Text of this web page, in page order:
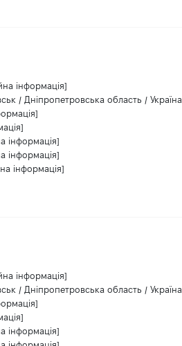
інформація]
/ Дніпропетровська область / Україна
інформація]
інформація]
інформація]
інформація]
/ Дніпропетровська область / Україна
інформація]